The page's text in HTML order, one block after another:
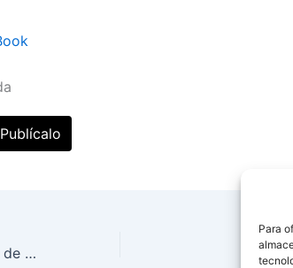
Para
Publícalo
Champiñones con reducción de PX y miel